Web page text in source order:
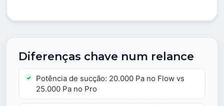
Diferenças chave num relance
Potência de sucção: 20.000 Pa no Flow vs
25.000 Pa no Pro